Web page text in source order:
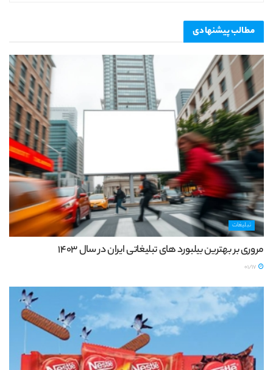
مطالبپیشنهادی
تبلیغات
مروری بر بهترین بیلبورد های تبلیغاتی ایران در سال 1403